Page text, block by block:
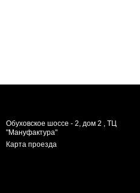
Обуховское шоссе - 2, дом 2 , ТЦ
"Мануфактура"
Карта проезда